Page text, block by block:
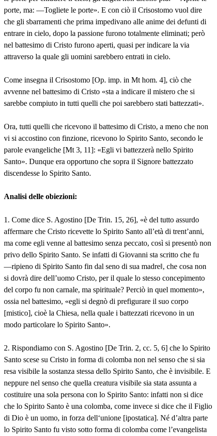
porte, ma: ―Togliete le porte». E con ciò il Crisostomo vuol dire
che gli sbarramenti che prima impedivano alle anime dei defunti di
entrare in cielo, dopo la passione furono totalmente eliminati; però
nel battesimo di Cristo furono aperti, quasi per indicare la via
attraverso la quale gli uomini sarebbero entrati in cielo.
Come insegna il Crisostomo [Op. imp. in Mt hom. 4], ciò che
avvenne nel battesimo di Cristo «sta a indicare il mistero che si
sarebbe compiuto in tutti quelli che poi sarebbero stati battezzati».
Ora, tutti quelli che ricevono il battesimo di Cristo, a meno che non
vi si accostino con finzione, ricevono lo Spirito Santo, secondo le
parole evangeliche [Mt 3, 11]: «Egli vi battezzerà nello Spirito
Santo». Dunque era opportuno che sopra il Signore battezzato
discendesse lo Spirito Santo.
Analisi delle obiezioni:
1. Come dice S. Agostino [De Trin. 15, 26], «è del tutto assurdo
affermare che Cristo ricevette lo Spirito Santo all’età di trent’anni,
ma come egli venne al battesimo senza peccato, così si presentò non
privo dello Spirito Santo. Se infatti di Giovanni sta scritto che fu
―ripieno di Spirito Santo fin dal seno di sua madre‖, che cosa non
si dovrà dire dell’uomo Cristo, per il quale lo stesso concepimento
del corpo fu non carnale, ma spirituale? Perciò in quel momento»,
ossia nel battesimo, «egli si degnò di prefigurare il suo corpo
[mistico], cioè la Chiesa, nella quale i battezzati ricevono in un
modo particolare lo Spirito Santo».
2. Rispondiamo con S. Agostino [De Trin. 2, cc. 5, 6] che lo Spirito
Santo scese su Cristo in forma di colomba non nel senso che si sia
resa visibile la sostanza stessa dello Spirito Santo, che è invisibile. E
neppure nel senso che quella creatura visibile sia stata assunta a
costituire una sola persona con lo Spirito Santo: infatti non si dice
che lo Spirito Santo è una colomba, come invece si dice che il Figlio
di Dio è un uomo, in forza dell‘unione [ipostatica]. Né d’altra parte
lo Spirito Santo fu visto sotto forma di colomba come l’evangelista